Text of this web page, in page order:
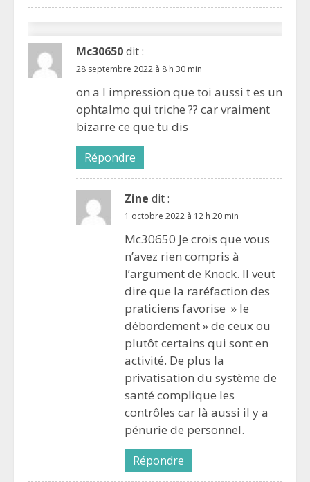
Mc30650dit :
28 septembre 2022 à 8 h 30 min
on a l impression que toi aussi t es un
ophtalmo qui triche ?? car vraiment
bizarre ce que tu dis
Répondre
Zine dit :
1 octobre 2022 à 12 h 20 min
Mc30650 Je crois que vous
n’avez rien compris à
l’argument de Knock. Il veut
dire que la raréfaction des
praticiens favorise » le
débordement » de ceux ou
plutôt certains qui sont en
activité. De plus la
privatisation du système de
santé complique les
contrôles car là aussi il y a
pénurie de personnel.
Répondre